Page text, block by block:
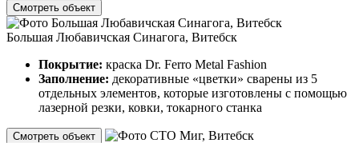
Смотреть объект
Большая Любавичская Синагога, Витебск
Покрытие: краска Dr. Ferro Metal Fashion
Заполнение: декоративные «цветки» сварены из 5
отдельных элементов, которые изготовлены с помощью
лазерной резки, ковки, токарного станка
Смотреть объект